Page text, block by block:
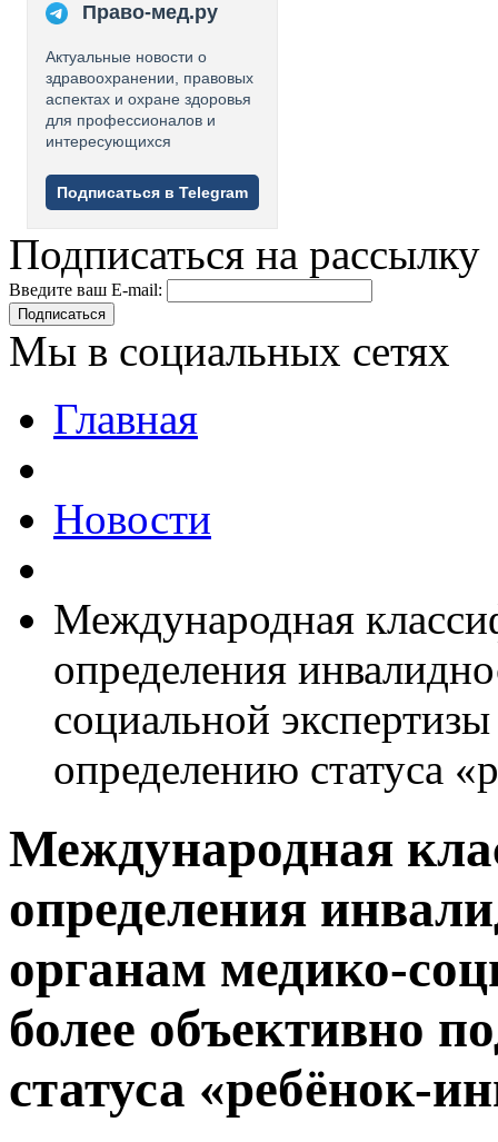
Право-мед.ру
Актуальные новости о
здравоохранении, правовых
аспектах и охране здоровья
для профессионалов и
интересующихся
Подписаться в Telegram
Подписаться на рассылку
Введите ваш E-mail:
Подписаться
Мы в социальных сетях
Главная
Новости
Международная
определения
социальной
определению статуса
Международная
определения
органам медико-
более объективно
статуса «ребёнок-